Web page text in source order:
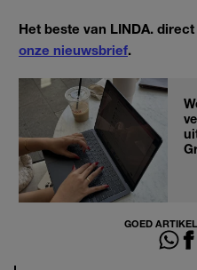
Het beste van LINDA.
onze nieuwsbrief.
GOED